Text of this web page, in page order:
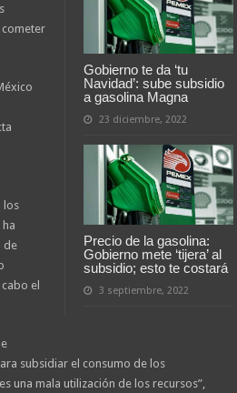
Gobierno te da ‘tu
Navidad’: sube subsidio
a gasolina Magna
23 diciembre, 2022
Precio de la gasolina:
Gobierno mete ‘tijera’ al
subsidio; esto te costará
3 septiembre, 2022
los
de
el
subsidiar el consumo de los
una mala utilización de los recursos”,